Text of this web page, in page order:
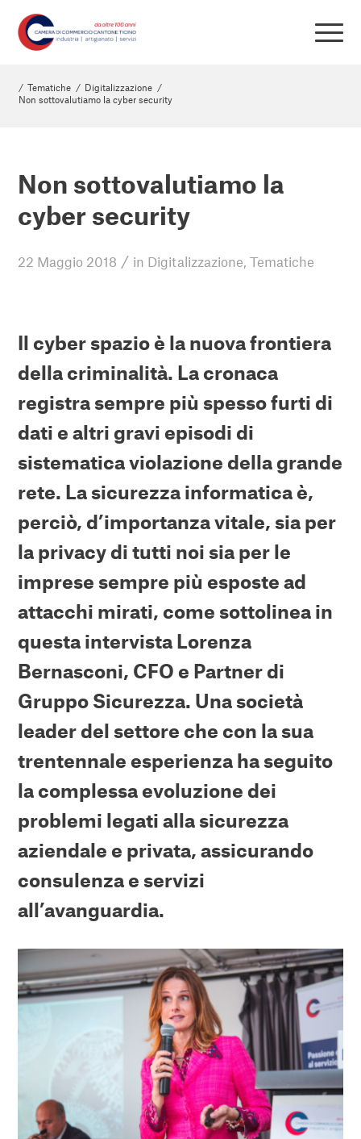
/ Tematiche / Digitalizzazione /
Non sottovalutiamo la cyber security
Non sottovalutiamo la
cyber security
22 Maggio 2018 / in Digitalizzazione,Tematiche
Il cyber spazio è la nuova frontiera
della criminalità. La cronaca
registra sempre più spesso furti di
dati e altri gravi episodi di
sistematica violazione della grande
rete. La sicurezza informatica è,
perciò, d’importanza vitale, sia per
la privacy di tutti noi sia per le
imprese sempre più esposte ad
attacchi mirati, come sottolinea in
questa intervista Lorenza
Bernasconi, CFO e Partner di
Gruppo Sicurezza. Una società
leader del settore che con la sua
trentennale esperienza ha seguito
la complessa evoluzione dei
problemi legati alla sicurezza
aziendale e privata, assicurando
consulenza e servizi
all’avanguardia.